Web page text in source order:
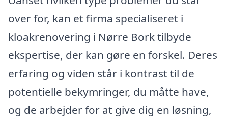
over for, kan et firma specialiseret i
kloakrenovering i Nørre Bork tilbyde
ekspertise, der kan gøre en forskel. Deres
erfaring og viden står i kontrast til de
potentielle bekymringer, du måtte have,
og de arbejder for at give dig en løsning,